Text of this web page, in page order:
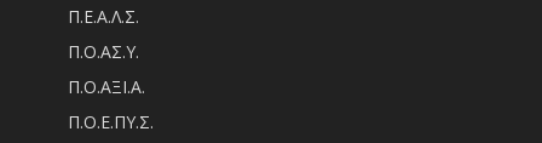
Π.Ε.Α.Λ.Σ.
Π.Ο.ΑΣ.Υ.
Π.Ο.ΑΞΙ.Α.
Π.Ο.Ε.ΠΥ.Σ.